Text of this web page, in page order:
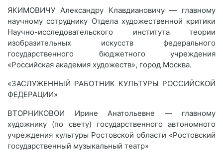
ЯКИМОВИЧУ Александру Клавдиановичу — главному
научному сотруднику Отдела художественной критики
Научно-исследовательского института теории
изобразительных искусств федерального
государственного бюджетного учреждения
«Российская академия художеств», город Москва.
«ЗАСЛУЖЕННЫЙ РАБОТНИК КУЛЬТУРЫ РОССИЙСКОЙ
ФЕДЕРАЦИИ»
ВТОРНИКОВОИ Ирине Анатольевне — главному
художнику (по свету) государственного автономного
учреждения культуры Ростовской области «Ростовский
государственный музыкальный театр»